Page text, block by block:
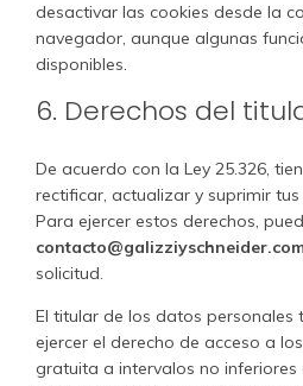
desactivar las cookies desde la
navegador, aunque algunas
disponibles.
6. Derechos del
De acuerdo con la Ley 25.326,
rectificar, actualizar y suprimir
Para ejercer estos derechos,
solicitud.
El titular de los datos personales
ejercer el derecho de acceso a
gratuita a intervalos no inferiores